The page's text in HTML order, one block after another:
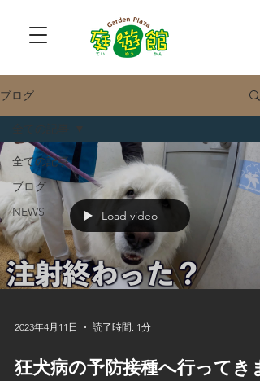
ブログ
全ての記事
ブログ
NEWS
Load video
2023年4月11日 読了時間: 1分
狂犬病の予防接種へ行ってきま